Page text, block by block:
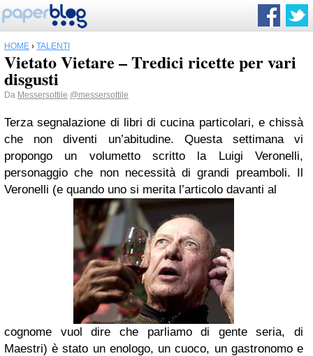
HOME › TALENTI
Vietato Vietare – Tredici ricette per vari
disgusti
Da Messersottile @messersottile
Terza segnalazione di libri di cucina particolari, e chissà
che non diventi un’abitudine. Questa settimana vi
propongo un volumetto scritto la Luigi Veronelli,
personaggio che non necessità di grandi preamboli. Il
Veronelli (e quando uno si merita l’articolo davanti al
cognome vuol dire che parliamo di gente seria, di
Maestri) è stato un enologo, un cuoco, un gastronomo e